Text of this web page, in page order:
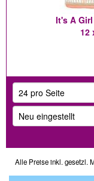
It's A
12
Alle Preise inkl. gesetzl.